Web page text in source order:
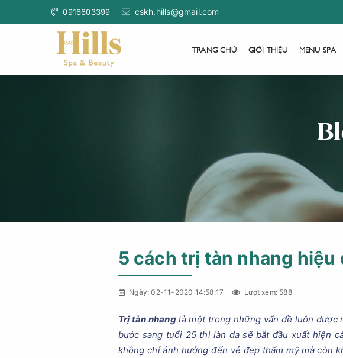
0916603399 cskh.hills@gmail.com
TRANG CHỦ GIỚI THIỆU MENU SPA
5 cách trị tàn nhang hiệu
Ngày: 02-11-2020 14:58:17 Lượt xem: 588
Trị tàn nhanglà một trong những vấn đề luôn được
bước sang tuổi 25 thì làn da sẽ bắt đầu xuất hiện
không chỉ ảnh hưởng đến vẻ đẹp thẩm mỹ mà còn